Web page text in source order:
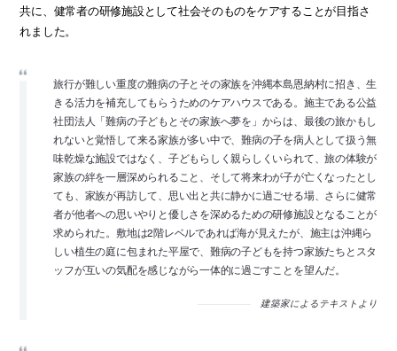
共に、健常者の研修施設として社会そのものをケアすることが目指さ
れました。
旅行が難しい重度の難病の子とその家族を沖縄本島恩納村に招き、生
きる活力を補充してもらうためのケアハウスである。施主である公益
社団法人「難病の子どもとその家族へ夢を」からは、最後の旅かもし
れないと覚悟して来る家族が多い中で、難病の子を病人として扱う無
味乾燥な施設ではなく、子どもらしく親らしくいられて、旅の体験が
家族の絆を一層深められること、そして将来わが子が亡くなったとし
ても、家族が再訪して、思い出と共に静かに過ごせる場、さらに健常
者が他者への思いやりと優しさを深めるための研修施設となることが
求められた。敷地は2階レベルであれば海が見えたが、施主は沖縄ら
しい植生の庭に包まれた平屋で、難病の子どもを持つ家族たちとスタ
ッフが互いの気配を感じながら一体的に過ごすことを望んだ。
建築家によるテキストより